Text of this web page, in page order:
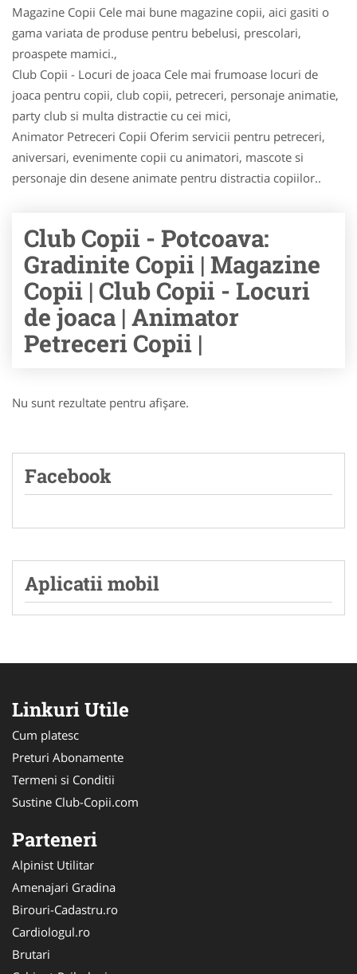
Magazine Copii Cele mai bune magazine copii, aici gasiti o
gama variata de produse pentru bebelusi, prescolari,
proaspete mamici.,
Club Copii - Locuri de joaca Cele mai frumoase locuri de
joaca pentru copii, club copii, petreceri, personaje animatie,
party club si multa distractie cu cei mici,
Animator Petreceri Copii Oferim servicii pentru petreceri,
aniversari, evenimente copii cu animatori, mascote si
personaje din desene animate pentru distractia copiilor..
Club Copii - Potcoava:
Gradinite Copii | Magazine
Copii | Club Copii - Locuri
de joaca | Animator
Petreceri Copii |
Nu sunt rezultate pentru afişare.
Facebook
Aplicatii mobil
Linkuri Utile
Cum platesc
Preturi Abonamente
Termeni si Conditii
Sustine Club-Copii.com
Parteneri
Alpinist Utilitar
Amenajari Gradina
Birouri-Cadastru.ro
Cardiologul.ro
Brutari